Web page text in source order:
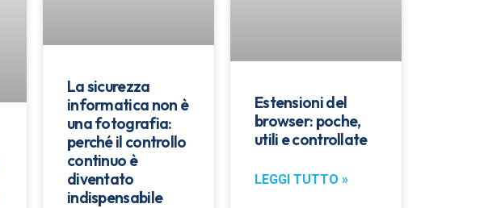
La sicurezza
informatica non è
una fotografia:
perché il controllo
continuo è
diventato
indispensabile
Estensioni del
browser: poche,
utili e controllate
LEGGI TUTTO »